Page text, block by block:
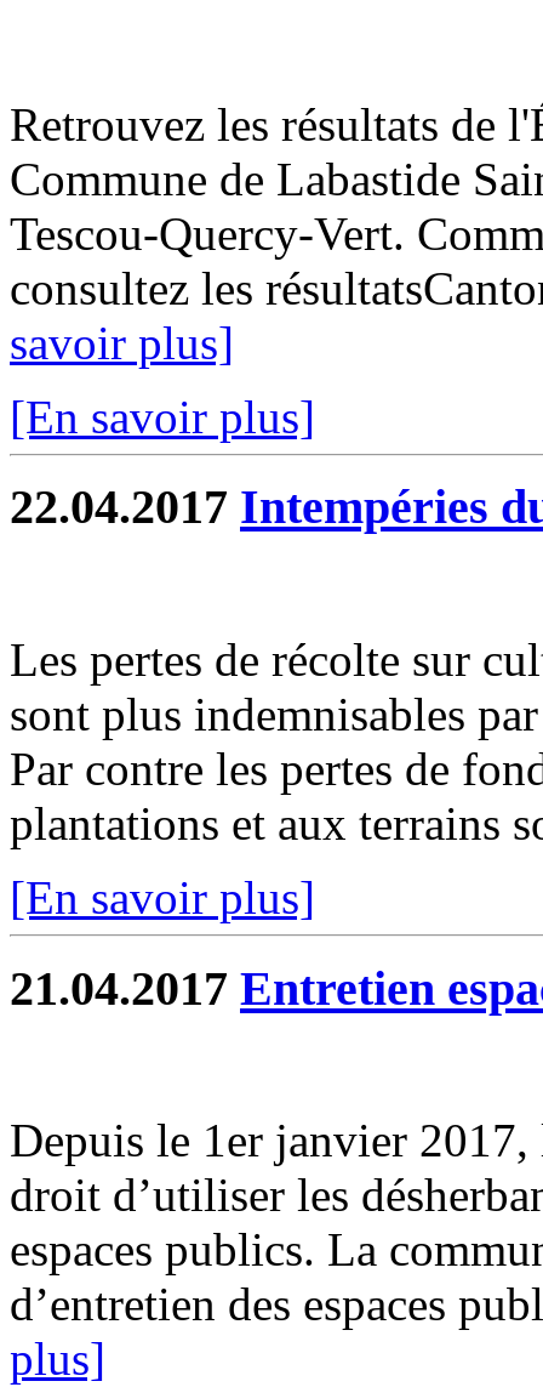
Retrouvez les résultats de
Commune de Labastide
Tescou-Quercy-Vert.
consultez les
savoir plus]
[En savoir plus]
22.04.2017 Intempéries
Les pertes de récolte sur
sont plus indemnisables
Par contre les pertes de
plantations et aux terrains
[En savoir plus]
21.04.2017 Entretien
Depuis le 1er janvier
droit d’utiliser les
espaces publics. La
d’entretien des espaces
plus]